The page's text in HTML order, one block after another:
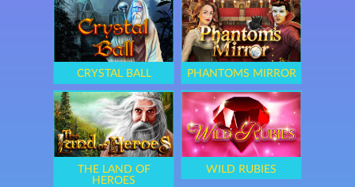
CRYSTAL BALL PHANTOMS MIRROR
THE LAND OF
HEROES
WILD RUBIES